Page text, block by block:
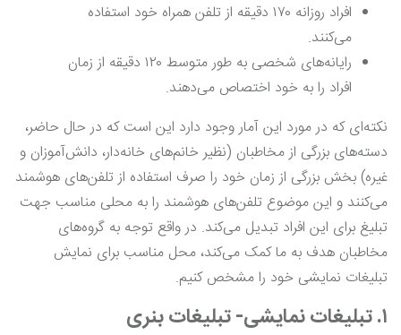
افراد روزانه ۱۷۰ دقیقه از تلفن همراه خود استفاده
می‌کنند.
رایانه‌های شخصی به طور متوسط ۱۲۰ دقیقه از زمان
افراد را به خود اختصاص می‌دهند.
نکته‌ای که در مورد این آمار وجود دارد این است که در حال حاضر،
دسته‌های بزرگی از مخاطبان (نظیر خانم‌های خانه‌دار، دانش‌آموزان و
غیره) بخش بزرگی از زمان خود را صرف استفاده از تلفن‌های هوشمند
می‌کنند و این موضوع تلفن‌های هوشمند را به محلی مناسب جهت
تبلیغ برای این افراد تبدیل می‌کند. در واقع توجه به گروه‌های
مخاطبان هدف به ما کمک می‌کند، محل مناسب برای نمایش
تبلیغات نمایشی خود را مشخص کنیم.
۱. تبلیغات نمایشی- تبلیغات بنری